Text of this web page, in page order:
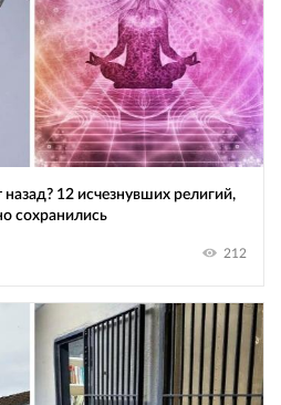
12 исчезнувших религий,
сохранились
212